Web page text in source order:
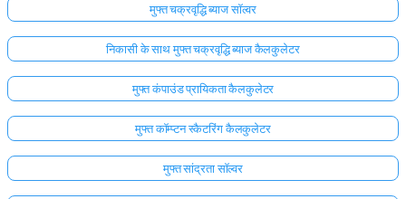
मुफ्त चक्रवृद्धि ब्याज सॉल्वर
निकासी के साथ मुफ्त चक्रवृद्धि ब्याज कैलकुलेटर
मुफ्त कंपाउंड प्रायिकता कैलकुलेटर
मुफ्त कॉम्प्टन स्कैटरिंग कैलकुलेटर
मुफ्त सांद्रता सॉल्वर